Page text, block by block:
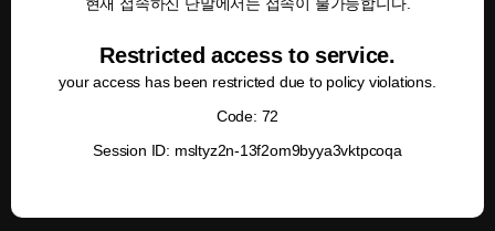
Restricted access to service.
your access has been restricted due to policy violations.
Code: 72
Session ID: msltyz2n-13f2om9byya3vktpcoqa